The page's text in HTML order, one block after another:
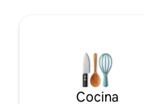
Cocina